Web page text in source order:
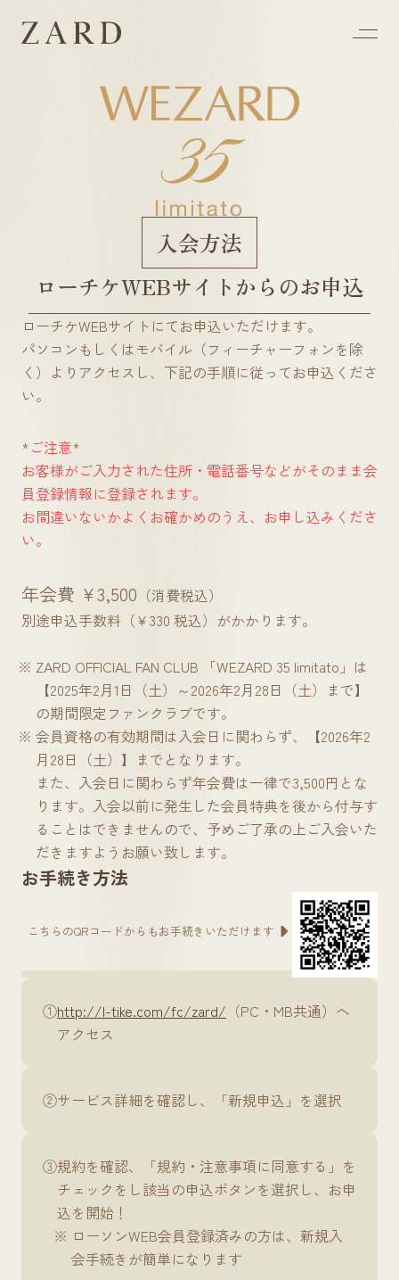
入会方法
ロ ーチケWEBサイ ト か ら のお申込
ローチケWEBサイトにてお申込いただけます。
パソコンもしくはモバイル（フィーチャーフォンを除
く）よりアクセスし、下記の手順に従ってお申込くださ
い。
*ご注意*
お客様がご入力された住所・電話番号などがそのまま会
員登録情報に登録されます。
お間違いないかよくお確かめのうえ、お申し込みくださ
い。
年会費 ¥3,500 （消費税込）
別途申込手数料（¥330 税込）がかかります。
ZARD OFFICIAL FAN CLUB 「WEZARD 35 limitato」は
【2025年2月1日（土）～2026年2月28日（土）まで】
の期間限定ファンクラブです。
会員資格の有効期間は入会日に関わらず、【2026年2
月28日（土）】までとなります。
また、入会日に関わらず年会費は一律で3,500円とな
ります。入会以前に発生した会員特典を後から付与す
ることはできませんので、予めご了承の上ご入会いた
だきますようお願い致します。
お手続き方法
こちらのQRコードからもお手続きいただけます
①http://l-tike.com/fc/zard/ （PC・MB共通）へ
アクセス
②サービス詳細を確認し、「新規申込」を選択
③規約を確認、「規約・注意事項に同意する」を
チェックをし該当の申込ボタンを選択し、お申
込を開始！
ローソンWEB会員登録済みの方は、新規入
会手続きが簡単になります